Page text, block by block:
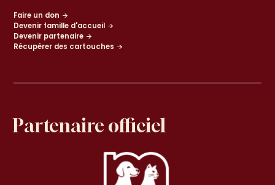
Faire un don
Devenir famille d'accueil
Devenir partenaire
Récupérer des cartouches
Partenaire officiel